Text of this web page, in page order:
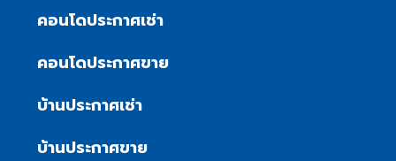
คอนโดประกาศเช่า
คอนโดประกาศขาย
บ้านประกาศเช่า
บ้านประกาศขาย